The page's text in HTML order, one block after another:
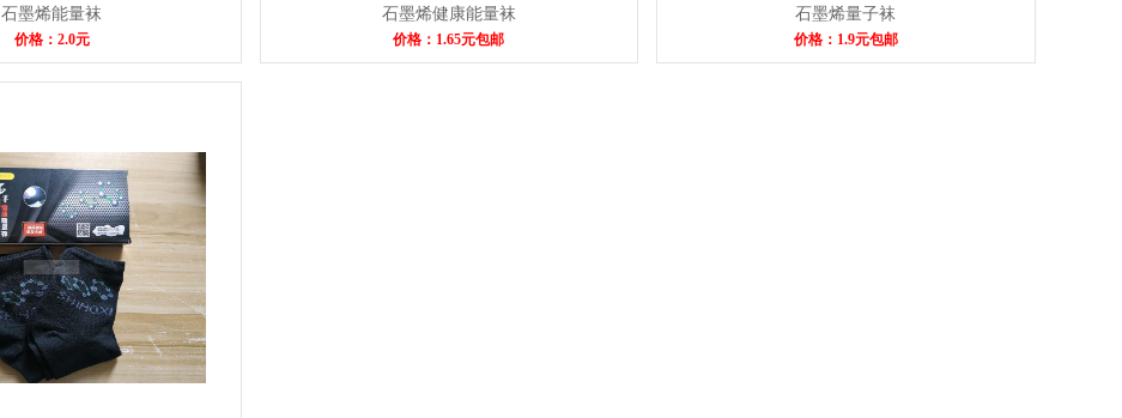
石墨烯能量袜
价格：2.0元
石墨烯健康能量袜
价格：1.65元包邮
石墨烯量子袜
价格：1.9元包邮